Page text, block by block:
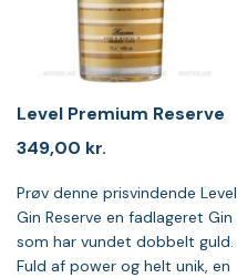
Level Premium Reserve
349,00 kr.
Prøv denne prisvindende Level
Gin Reserve en fadlageret Gin
som har vundet dobbelt guld.
Fuld af power og helt unik, en